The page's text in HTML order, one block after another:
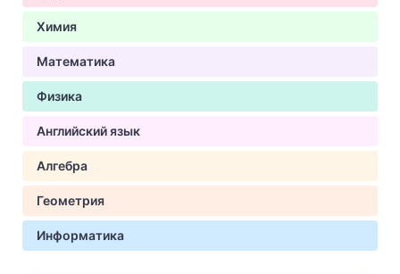
Химия
Математика
Физика
Английский язык
Алгебра
Геометрия
Информатика